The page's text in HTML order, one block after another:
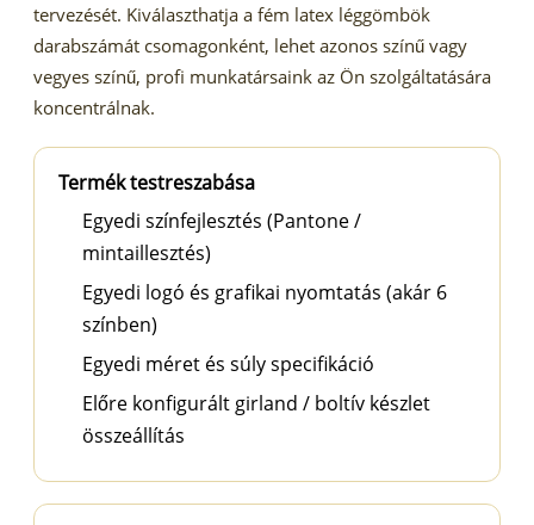
tervezését. Kiválaszthatja a fém latex léggömbök
darabszámát csomagonként, lehet azonos színű vagy
vegyes színű, profi munkatársaink az Ön szolgáltatására
koncentrálnak.
Termék testreszabása
Egyedi színfejlesztés (Pantone /
mintaillesztés)
Egyedi logó és grafikai nyomtatás (akár 6
színben)
Egyedi méret és súly specifikáció
Előre konfigurált girland / boltív készlet
összeállítás